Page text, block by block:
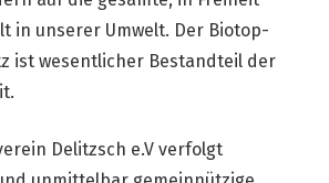
in unserer Umwelt. Der Biotop-
ist wesentlicher Bestandteil der
Delitzsch e.V verfolgt